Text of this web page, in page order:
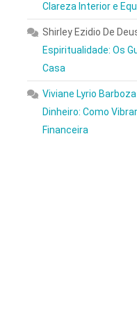
Clareza Interior e
Shirley Ezidio De
Espiritualidade: Os
Casa
Viviane Lyrio Barboza
Dinheiro: Como
Financeira